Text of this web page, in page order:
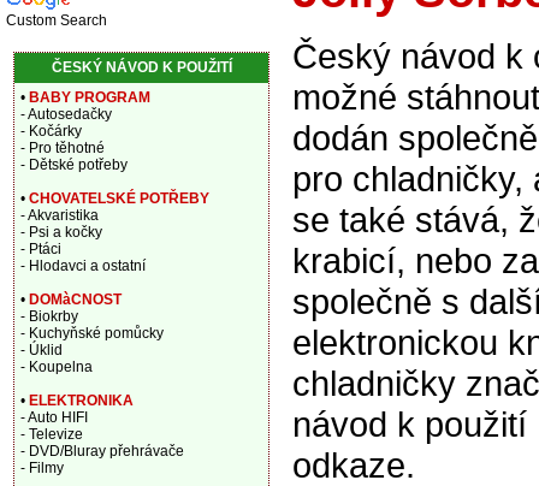
Český návod k
možné
dodán
pro chladničky,
se také stává,
krabicí, nebo
společně s
elektronickou
chladničky
návod k
odkaze.
Custom Search
ČESKÝ NÁVOD K POUŽITÍ
• BABY PROGRAM
- Autosedačky
- Kočárky
- Pro těhotné
- Dětské potřeby
• CHOVATELSKÉ POTŘEBY
- Akvaristika
- Psi a kočky
- Ptáci
- Hlodavci a ostatní
• DOMàCNOST
- Biokrby
- Kuchyňské pomůcky
- Úklid
- Koupelna
• ELEKTRONIKA
- Auto HIFI
- Televize
- DVD/Bluray přehrávače
- Filmy